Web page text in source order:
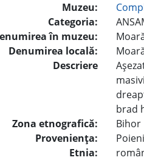
Muzeu:
Categoria:
în muzeu:
Denumirea locală:
Descriere
brad
Zona etnografică:
Bihor
Provenienţa:
Etnia: